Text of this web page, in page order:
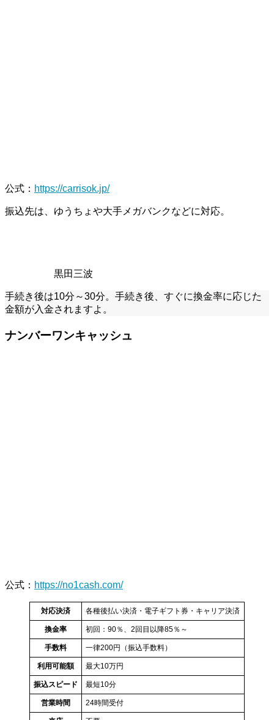
公式 ： https://carrisok.jp/
振込先は、ゆうちょや大手メガバンクなどに対応。
黒田三波
手続き後は10分～30分。手続き後、すぐに換金率に応じた
金額が入金されますよ。
ナンバーワンキャッシュ
公式 ： https://no1cash.com/
対応決済 各種後払い決済・電子ギフト券・キャリア決済
換金率 初回：90％、2回目以降85％～
手数料 一律200円（振込手数料）
利用可能額 最大10万円
振込スピード 最短10分
営業時間 24時間受付